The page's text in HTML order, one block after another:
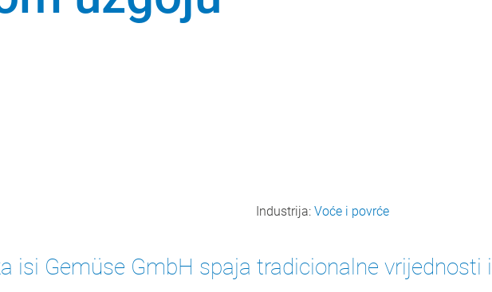
Industrija: Voće i povrće
isi Gemüse GmbH spaja tradicionalne vrijednosti